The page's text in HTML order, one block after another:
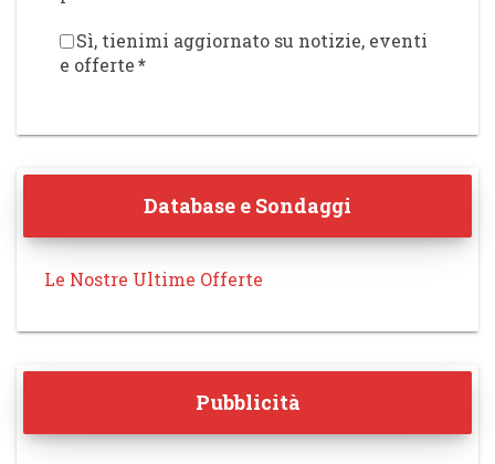
Sì, tienimi aggiornato su notizie, eventi
e offerte*
Database e Sondaggi
Le Nostre Ultime Offerte
Pubblicità